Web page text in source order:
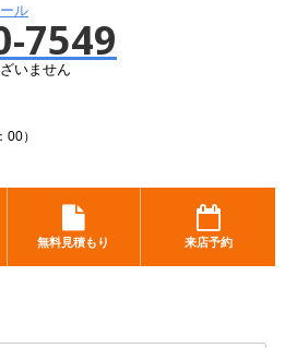
ル
7549
いません
）
無料見積もり 来店予約